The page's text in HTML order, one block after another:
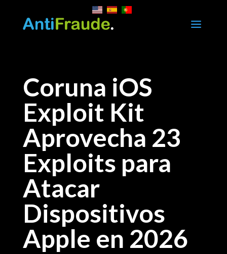
a
Coruna iOS
Exploit Kit
Aprovecha 23
Exploits para
Atacar
Dispositivos
Apple en 2026